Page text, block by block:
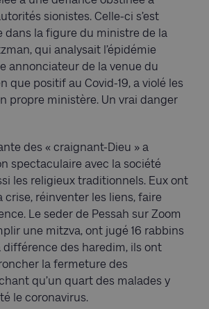
sionistes. Celle-ci s’est
dans la figure du ministre de la
qui analysait l’épidémie
annonciateur de la venue du
que positif au Covid-19, a violé les
propre ministère. Un vrai danger
des « craignant-Dieu » a
spectaculaire avec la société
les religieux traditionnels. Eux ont
crise, réinventer les liens, faire
Le seder de Pessah sur Zoom
une mitzva, ont jugé 16 rabbins
différence des haredim, ils ont
la fermeture des
qu’un quart des malades y
le coronavirus.